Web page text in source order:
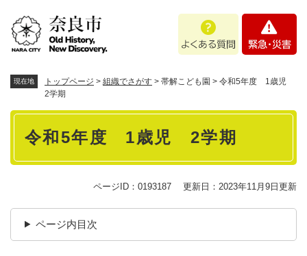
あ
問
・
現在地 トップページ > 組織でさがす > 帯解こども園 > 令和5年度 1歳児
2学期
本
令和5年度 1歳児 2学期
ページID：0193187 更新日：2023年11月9日更新
ページ内目次